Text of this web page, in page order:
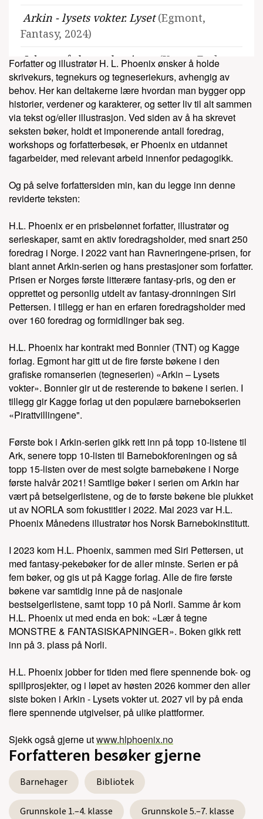
Arkin - lysets vokter. Lyset(Egmont,
Fantasy, 2024)
Jakten på den røde stjerne(Kagge Forlag,
Barnebok, 2024)
Hodeskallenøkkelen(Kagge Forlag,
Barnebok, 2024)
Lær å tegne monstre & fantasiskapninger
(Egmont, Barnebok, 2023)
Gledelig pekebok (Kagge Forlag,
Barnebok, 2023)
Skrekkelig pekebok(Kagge Forlag, 2023)
Magisk pekebok(Kagge Forlag, 2023)
Eventyrlig pekebok(Kagge Forlag, 2023)
Fantastisk pekebok(Kagge Forlag, 2023)
Arkin – Lysets vokter: Valget
(Egmont,
Fantasy, 2023)
Arkin – Lysets vokter: Håpet(Egmont,
Fantasy, 2022)
Arkin – Lysets vokter: Hemmeligheten
Den lille høna med bæsj i ryggsekken
(LEVEL X forlag, Barnebok, 2019)
Forfatter og illustratør H. L. Phoenix ønsker å holde
skrivekurs, tegnekurs og tegneseriekurs, avhengig av
behov. Her kan deltakerne lære hvordan man bygger opp
historier, verdener og karakterer, og setter liv til alt sammen
via tekst og/eller illustrasjon. Ved siden av å ha skrevet
seksten bøker, holdt et imponerende antall foredrag,
workshops og forfatterbesøk, er Phoenix en utdannet
fagarbeider, med relevant arbeid innenfor pedagogikk.
Og på selve forfattersiden min, kan du legge inn denne
reviderte teksten:
H.L. Phoenix er en prisbelønnet forfatter, illustratør og
serieskaper, samt en aktiv foredragsholder, med snart 250
foredrag i Norge. I 2022 vant han Ravneringene-prisen, for
blant annet Arkin-serien og hans prestasjoner som forfatter.
Prisen er Norges første litterære fantasy-pris, og den er
opprettet og personlig utdelt av fantasy-dronningen Siri
Pettersen. I tillegg er han en erfaren foredragsholder med
over 160 foredrag og formidlinger bak seg.
H.L. Phoenix har kontrakt med Bonnier (TNT) og Kagge
forlag. Egmont har gitt ut de fire første bøkene i den
grafiske romanserien (tegneserien) «Arkin – Lysets
vokter». Bonnier gir ut de resterende to bøkene i serien. I
tillegg gir Kagge forlag ut den populære barnebokserien
«Pirattvillingene".
Første bok i Arkin-serien gikk rett inn på topp 10-listene til
Ark, senere topp 10-listen til Barnebokforeningen og så
topp 15-listen over de mest solgte barnebøkene i Norge
første halvår 2021! Samtlige bøker i serien om Arkin har
vært på betselgerlistene, og de to første bøkene ble plukket
ut av NORLA som fokustitler i 2022. Mai 2023 var H.L.
Phoenix Månedens illustratør hos Norsk Barnebokinstitutt.
I 2023 kom H.L. Phoenix, sammen med Siri Pettersen, ut
med fantasy-pekebøker for de aller minste. Serien er på
fem bøker, og gis ut på Kagge forlag. Alle de fire første
bøkene var samtidig inne på de nasjonale
bestselgerlistene, samt topp 10 på Norli. Samme år kom
H.L. Phoenix ut med enda en bok: «Lær å tegne
MONSTRE & FANTASISKAPNINGER». Boken gikk rett
inn på 3. plass på Norli.
H.L. Phoenix jobber for tiden med flere spennende bok- og
spillprosjekter, og i løpet av høsten 2026 kommer den aller
siste boken i Arkin - Lysets vokter ut. 2027 vil by på enda
flere spennende utgivelser, på ulike plattformer.
Sjekk også gjerne utwww.hlphoenix.no
Forfatteren besøker gjerne
Barnehager Bibliotek
Grunnskole 1.–4. klasse Grunnskole 5.–7. klasse